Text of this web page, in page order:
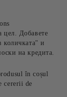
цел. Добавете
количката" и
на кредита.
în coșul
cererii de